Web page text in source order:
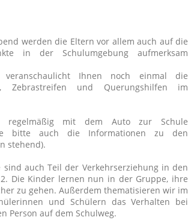
werden die Eltern vor allem auch auf die
in der Schulumgebung aufmerksam
Ihnen noch einmal die
Zebrastreifen und Querungshilfen im
mit dem Auto zur Schule
bitte auch die Informationen zu den
stehend).
sind auch Teil der Verkehrserziehung in den
Die Kinder lernen nun in der Gruppe, ihre
zu gehen. Außerdem thematisieren wir im
und Schülern das Verhalten bei
Person auf dem Schulweg.